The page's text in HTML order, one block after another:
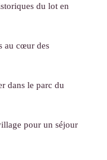
du lot en
au cœur des
dans le parc du
pour un séjour